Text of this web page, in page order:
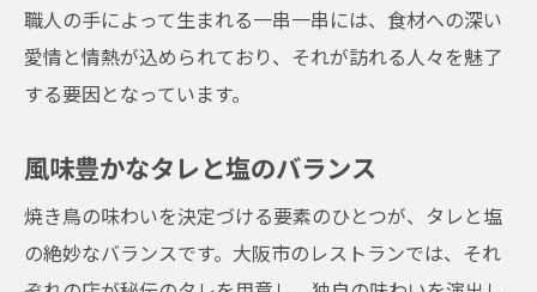
職人の手によって生まれる一串一串には、食材への深い
愛情と情熱が込められており、それが訪れる人々を魅了
する要因となっています。
風味豊かなタレと塩のバランス
焼き鳥の味わいを決定づける要素のひとつが、タレと塩
の絶妙なバランスです。大阪市のレストランでは、それ